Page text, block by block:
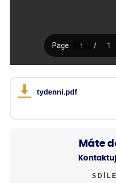
tydenni.pdf
Máte